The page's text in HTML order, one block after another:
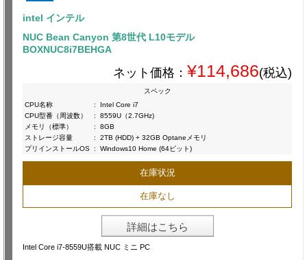
intel インテル
NUC Bean Canyon 第8世代 L10モデル
BOXNUC8i7BEHGA
ネット価格： ¥114,686(税込)
スペック
CPU名称
:
Intel Core i7
CPU型番（周波数）
:
8559U（2.7GHz)
メモリ（標準）
:
8GB
ストレージ容量
:
2TB (HDD) + 32GB Optaneメモリ
プリインストールOS : Windows10 Home (64ビット)
在庫状況
在庫なし
詳細はこちら
Intel Core i7-8559U搭載 NUC ミニ PC